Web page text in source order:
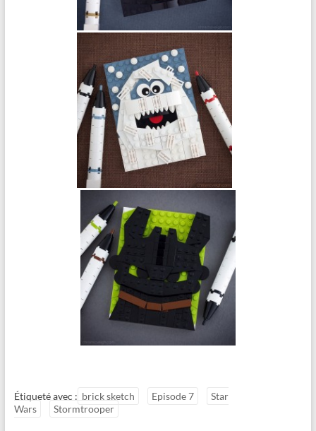
Étiqueté avec : brick sketch Episode 7
Star
Wars
Stormtrooper